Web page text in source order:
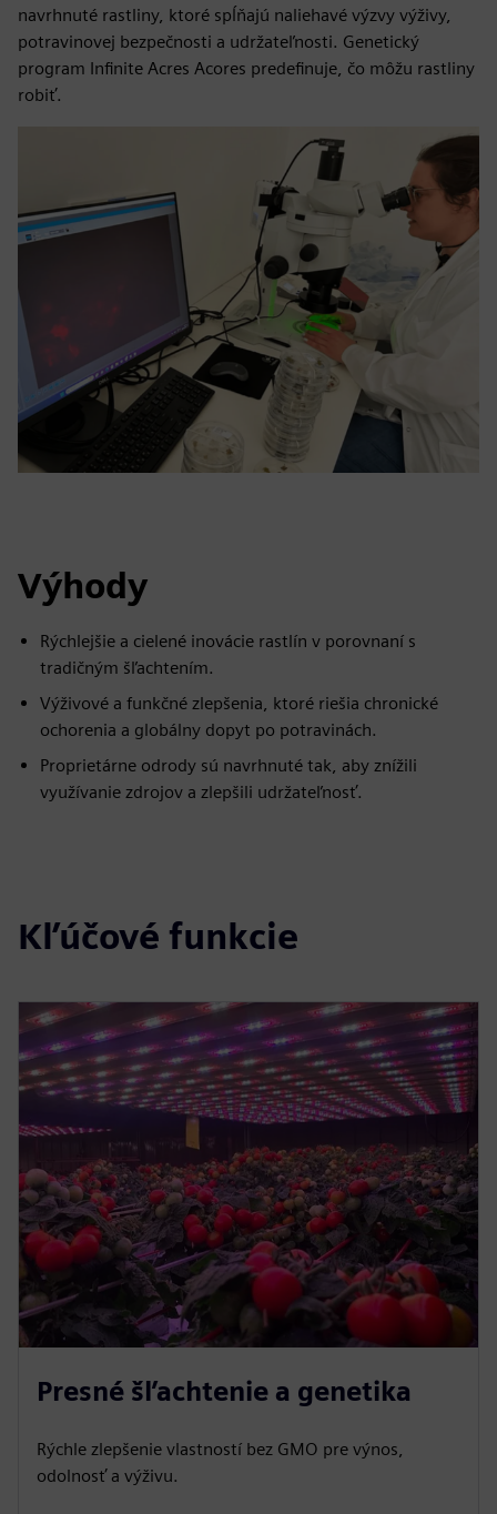
navrhnuté rastliny, ktoré spĺňajú naliehavé výzvy výživy,
potravinovej bezpečnosti a udržateľnosti. Genetický
program Infinite Acres Acores predefinuje, čo môžu rastliny
robiť.
Výhody
Rýchlejšie a cielené inovácie rastlín v porovnaní s
tradičným šľachtením.
Výživové a funkčné zlepšenia, ktoré riešia chronické
ochorenia a globálny dopyt po potravinách.
Proprietárne odrody sú navrhnuté tak, aby znížili
využívanie zdrojov a zlepšili udržateľnosť.
Kľúčové funkcie
Presné šľachtenie a genetika
Rýchle zlepšenie vlastností bez GMO pre výnos,
odolnosť a výživu.